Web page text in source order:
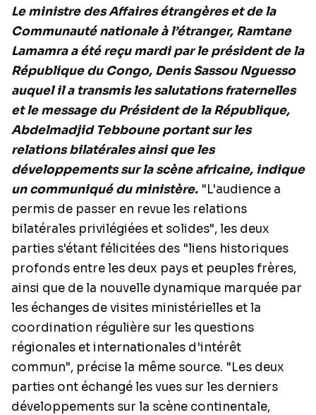
Le ministre des Affaires étrangères et de la
Communauté nationale à l’étranger, Ramtane
Lamamra a été reçu mardi par le président de la
République du Congo, Denis Sassou Nguesso
auquel il a transmis les salutations fraternelles
et le message du Président de la République,
Abdelmadjid Tebboune portant sur les
relations bilatérales ainsi que les
développements sur la scène africaine, indique
un communiqué du ministère. "L'audience a
permis de passer en revue les relations
bilatérales privilégiées et solides", les deux
parties s'étant félicitées des "liens historiques
profonds entre les deux pays et peuples frères,
ainsi que de la nouvelle dynamique marquée par
les échanges de visites ministérielles et la
coordination régulière sur les questions
régionales et internationales d'intérêt
commun", précise la même source. "Les deux
parties ont échangé les vues sur les derniers
développements sur la scène continentale,